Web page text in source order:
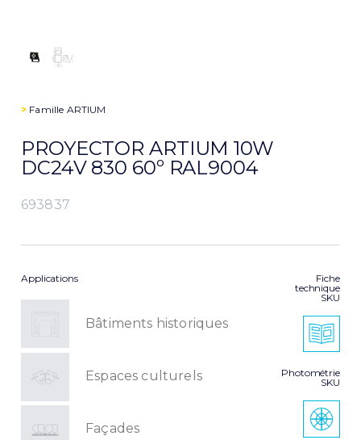
> Famille ARTIUM
PROYECTOR ARTIUM 10W
DC24V 830 60º RAL9004
693837
Applications
Bâtiments historiques
Espaces culturels
Façades
Fiche
technique
SKU
Photométrie
SKU